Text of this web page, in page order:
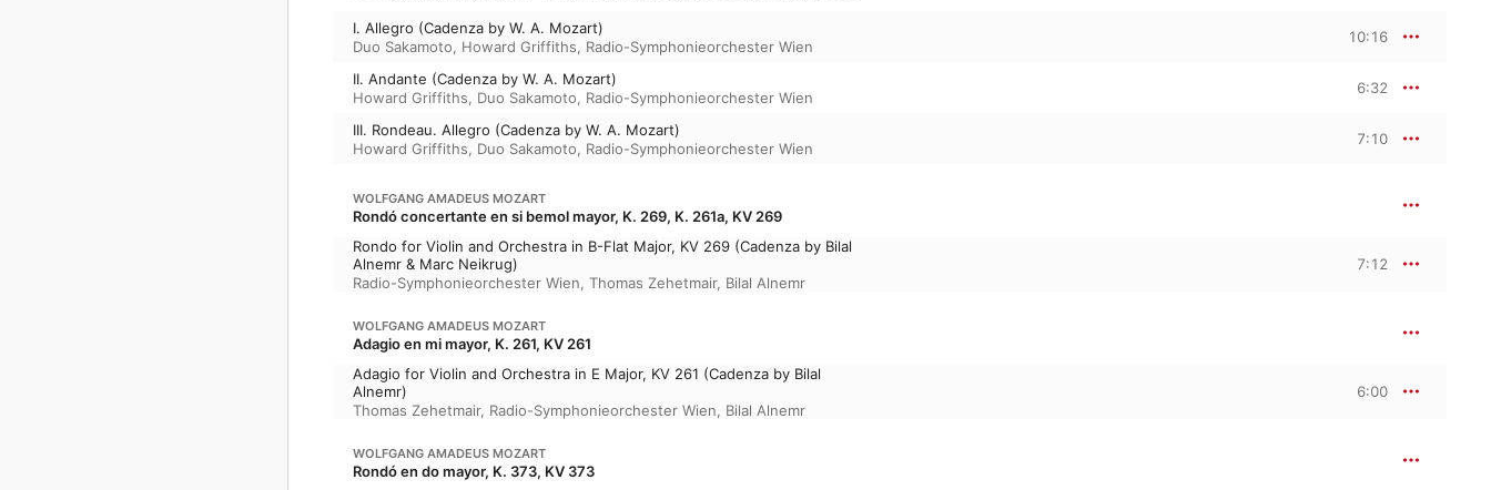
I. Allegro (Cadenza by W. A. Mozart)
Duo Sakamoto, Howard Griffiths, Radio-Symphonieorchester Wien
10:16
II. Andante (Cadenza by W. A. Mozart)
Howard Griffiths, Duo Sakamoto, Radio-Symphonieorchester Wien
6:32
III. Rondeau. Allegro (Cadenza by W. A. Mozart)
Howard Griffiths, Duo Sakamoto, Radio-Symphonieorchester Wien
7:10
WOLFGANG AMADEUS MOZART
Rondó concertante en si bemol mayor, K. 269, K. 261a, KV 269
Rondo for Violin and Orchestra in B-Flat Major, KV 269 (Cadenza by Bilal
Alnemr & Marc Neikrug)
Radio-Symphonieorchester Wien, Thomas Zehetmair, Bilal Alnemr
7:12
WOLFGANG AMADEUS MOZART
Adagio en mi mayor, K. 261, KV 261
Adagio for Violin and Orchestra in E Major, KV 261 (Cadenza by Bilal
Alnemr)
Thomas Zehetmair, Radio-Symphonieorchester Wien, Bilal Alnemr
6:00
WOLFGANG AMADEUS MOZART
Rondó en do mayor, K. 373, KV 373